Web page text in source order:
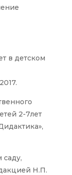
в детском
2-7лет
саду,
Н.П.